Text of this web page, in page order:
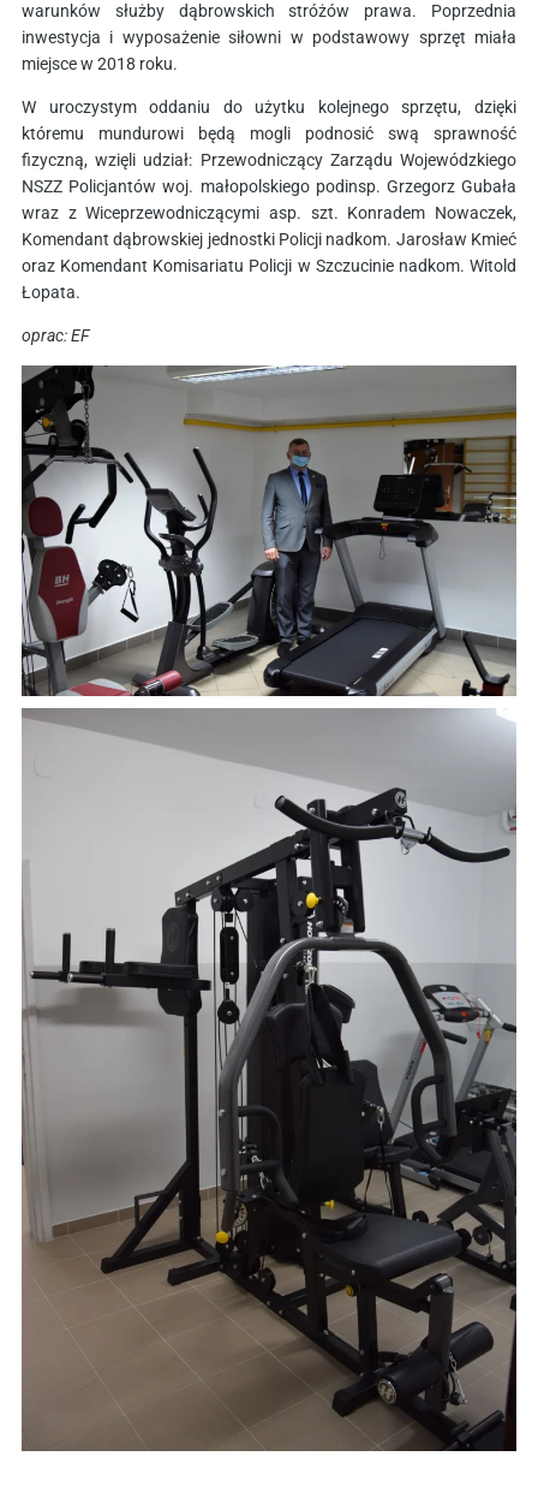
warunków służby dąbrowskich stróżów prawa. Poprzednia
inwestycja i wyposażenie siłowni w podstawowy sprzęt miała
miejsce w 2018 roku.
W uroczystym oddaniu do użytku kolejnego sprzętu, dzięki
któremu mundurowi będą mogli podnosić swą sprawność
fizyczną, wzięli udział: Przewodniczący Zarządu Wojewódzkiego
NSZZ Policjantów woj. małopolskiego podinsp. Grzegorz Gubała
wraz z Wiceprzewodniczącymi asp. szt. Konradem Nowaczek,
Komendant dąbrowskiej jednostki Policji nadkom. Jarosław Kmieć
oraz Komendant Komisariatu Policji w Szczucinie nadkom. Witold
Łopata.
oprac: EF